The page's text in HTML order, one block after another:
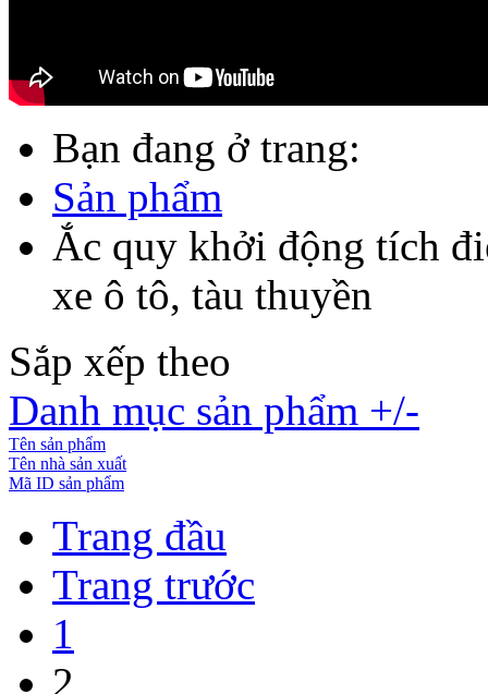
Bạn đang ở trang:
Sản phẩm
Ắc quy khởi động tích
xe ô tô, tàu thuyền
Sắp xếp theo
Danh mục sản phẩm +/-
Tên sản phẩm
Tên nhà sản xuất
Mã ID sản phẩm
Trang đầu
Trang trước
1
2